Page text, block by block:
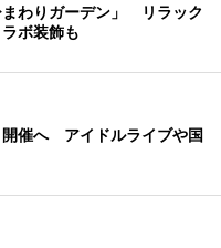
わりガーデン」 リラック
ボ装飾も
開催へ アイドルライブや国